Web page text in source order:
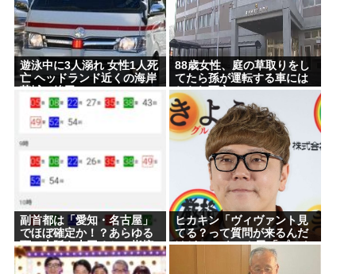
亡 スポーツドリンクやゼリー飲料持参でも
熊本地震で避難中の家からエアコン室外機を盗んだ
日本人(47)が逮捕されるwww
【お前らも気をつけような！】ガールズバンドのボ
ーカルさん、客席ダイブした結果『こう』なってし
まいお気持ち表明してしまう…
結婚式やると近所の花屋が潰れない理由がわかる
「こんなに金取るのかよ！？」って驚くぞ
うつ病が治って復職できたらマッマと旅行に行きた
い
Powered by livedoor 相互RSS
遊泳中に3人溺れ 女性1人死
亡 ヘッドランド近くの海岸
茨城・鉾田
88歳女性、庭の草取りをし
てたら孫が運転する車には
ねられ死亡
副首都は「愛知・名古屋」
でほぼ確定か！？あらゆる
面で大阪を上回るとの指摘
も
ヒカキン「ヴィヴァント見
てる？って質問が来るんだ
けど…」 ネット民「プーク
スクスw」 ヒカキン